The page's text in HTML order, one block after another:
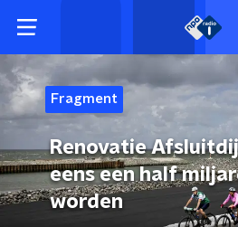
Fragment
Renovatie
eens een half
worden